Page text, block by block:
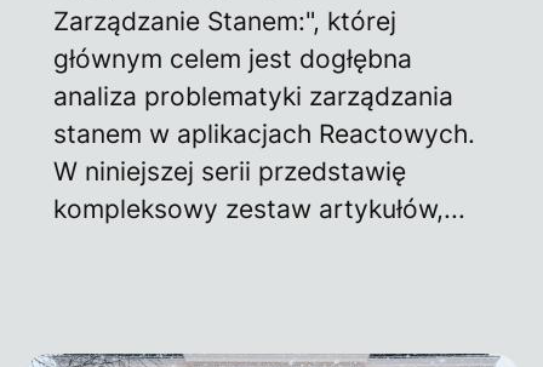
Zarządzanie Stanem:", której
głównym celem jest dogłębna
analiza problematyki zarządzania
stanem w aplikacjach Reactowych.
W niniejszej serii przedstawię
kompleksowy zestaw artykułów,...